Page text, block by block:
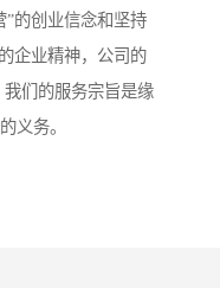
”的创业信念和坚持
企业精神，公司的
们的服务宗旨是缘
义务。